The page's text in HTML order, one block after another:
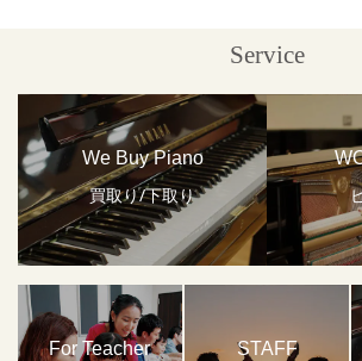
Service
We Buy Piano
買取り/下取り
For Teacher STAFF